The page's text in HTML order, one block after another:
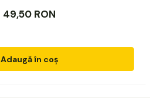
49,50 RON
Adaugă în coș